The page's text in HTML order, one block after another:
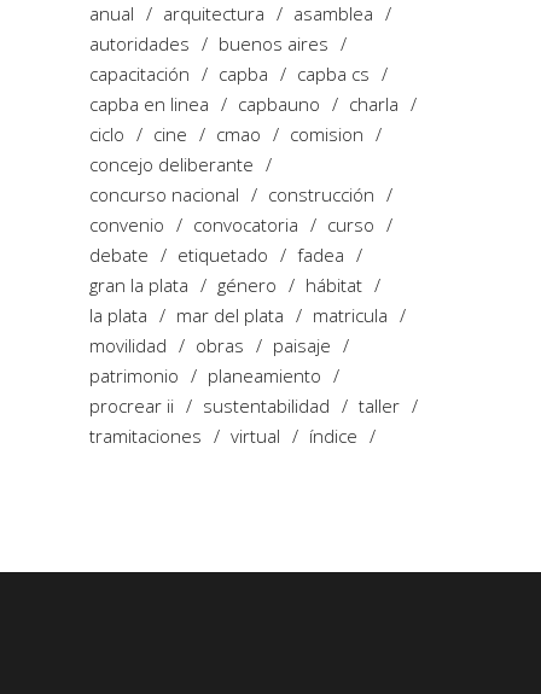
anual
arquitectura
asamblea
autoridades
buenos aires
capacitación
capba
capba cs
capba en linea
capbauno
charla
ciclo
cine cmao
comision
concejo deliberante
concurso nacional
construcción
convenio
convocatoria
curso
debate
etiquetado
fadea
gran la plata
género
hábitat
la plata
mar del plata
matricula
movilidad
obras
paisaje
patrimonio
planeamiento
procrear ii
sustentabilidad
taller
tramitaciones
virtual índice